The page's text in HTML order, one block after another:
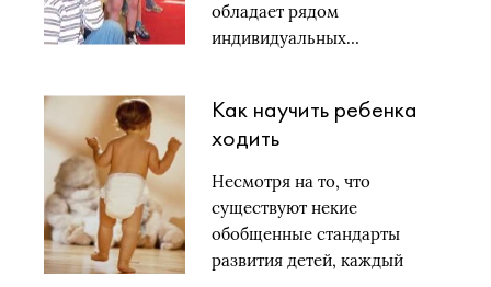
обладает рядом
индивидуальных…
Как научить ребенка
ходить
Несмотря на то, что
существуют некие
обобщенные стандарты
развития детей, каждый